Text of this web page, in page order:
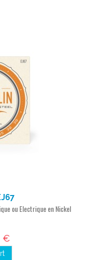
ou Electrique en Nickel
€